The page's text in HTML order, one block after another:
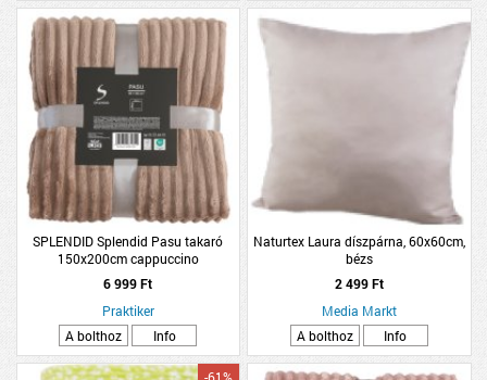
SPLENDID Splendid Pasu takaró
150x200cm cappuccino
6 999 Ft
Praktiker
A bolthoz
Info
Naturtex Laura díszpárna, 60x60cm,
bézs
2 499 Ft
Media Markt
A bolthoz
Info